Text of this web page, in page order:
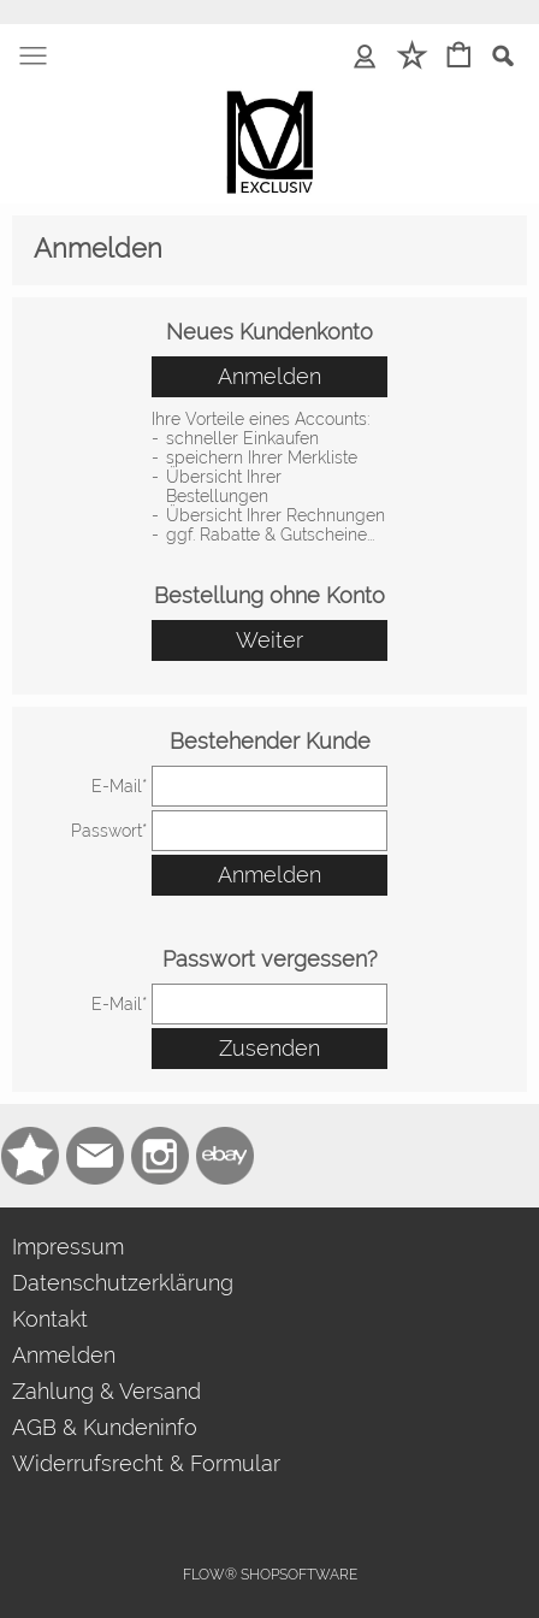
Anmelden
Neues Kundenkonto
Anmelden
Ihre Vorteile eines Accounts:
- schneller Einkaufen
- speichern Ihrer Merkliste
- Übersicht Ihrer
Bestellungen
- Übersicht Ihrer Rechnungen
- ggf. Rabatte & Gutscheine...
Bestellung ohne Konto
Weiter
Bestehender Kunde
E-Mail*
Passwort*
Anmelden
Passwort vergessen?
E-Mail*
Zusenden
Impressum
Datenschutzerklärung
Kontakt
Anmelden
Zahlung & Versand
AGB & Kundeninfo
Widerrufsrecht & Formular
FLOW® SHOPSOFTWARE